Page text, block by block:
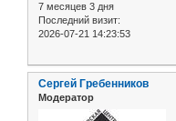
7 месяцев 3 дня
Последний визит:
2026-07-21 14:23:53
Сергей Гребенников
Модератор